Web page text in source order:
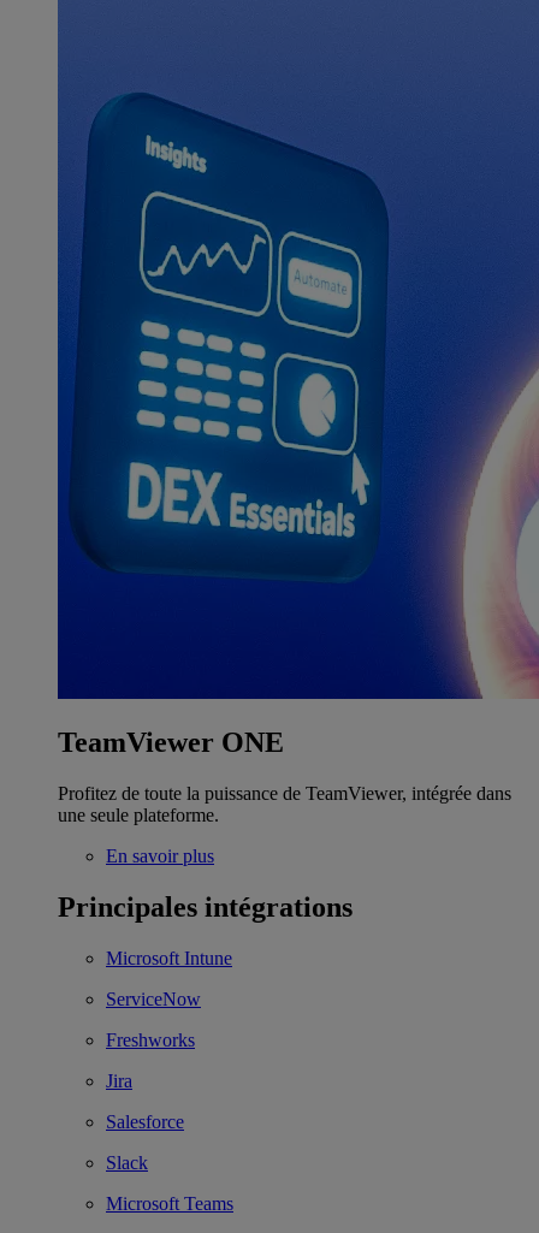
TeamViewer ONE
Profitez de toute la puissance de TeamViewer, intégrée dans
une seule plateforme.
En savoir plus
Principales intégrations
Microsoft Intune
ServiceNow
Freshworks
Jira
Salesforce
Slack
Microsoft Teams